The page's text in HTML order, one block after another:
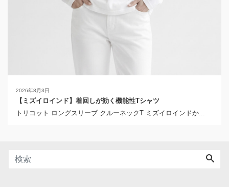
2026年8月3日
【ミズイロインド】着回しが効く機能性Tシャツ
トリコット ロングスリーブ クルーネックT ミズイロインドか...